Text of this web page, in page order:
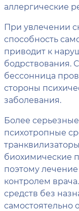
аллергические
При увлечении
способность
приводит к
бодрствования.
бессонница
стороны
заболевания.
Более
психотропные
биохимические
поэтому
контролем
средств без
самостоятельно